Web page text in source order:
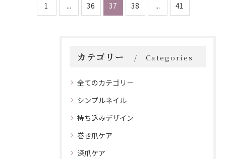
1 ... 36 37 38 ... 41
カテゴリー Categories
全てのカテゴリー
シンプルネイル
持ち込みデザイン
巻き爪ケア
深爪ケア